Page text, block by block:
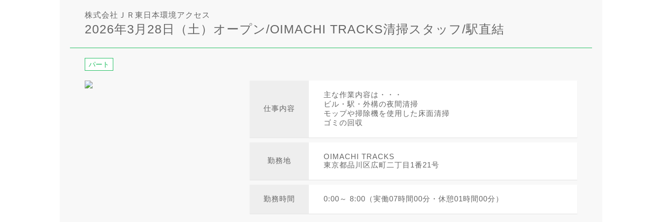
株式会社ＪＲ東日本環境アクセス
2026年3月28日（土）オープン/OIMACHI TRACKS清掃スタッフ/駅直結
パート
仕事内容
主な作業内容は・・・
ビル・駅・外構の夜間清掃
モップや掃除機を使用した床面清掃
ゴミの回収
勤務地
OIMACHI TRACKS
東京都品川区広町二丁目1番21号
勤務時間 0:00～ 8:00（実働07時間00分・休憩01時間00分）